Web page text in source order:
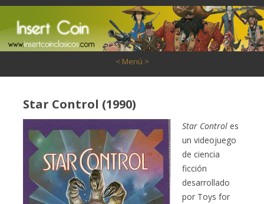
< Menú >
Star Control (1990)
Star Control es
un videojuego
de ciencia
ficción
desarrollado
por Toys for